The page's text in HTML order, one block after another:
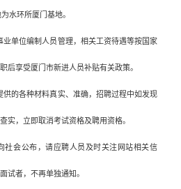
水环所厦门基地。
业单位编制人员管理，相关工资待遇等按国家
后享受厦门市新进人员补贴有关政策。
供的各种材料真实、准确，招聘过程中如发现
实，立即取消考试资格及聘用资格。
会公布，请应聘人员及时关注网站相关信
试者，不再单独通知。